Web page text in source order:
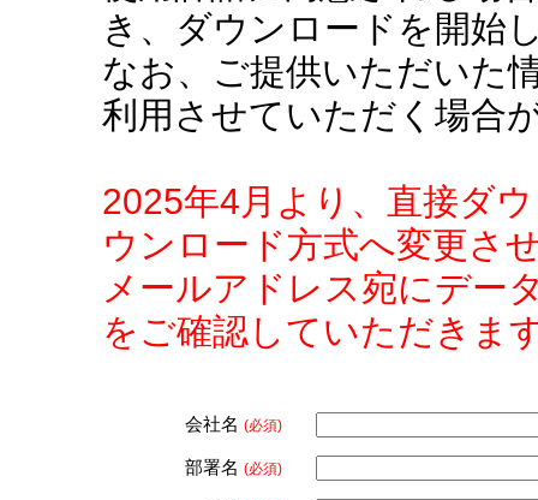
き、ダウンロードを開始
なお、ご提供いただいた
利用させていただく場合
2025年4月より、直接ダ
ウンロード方式へ変更さ
メールアドレス宛にデー
をご確認していただきま
会社名 (必須)
部署名 (必須)